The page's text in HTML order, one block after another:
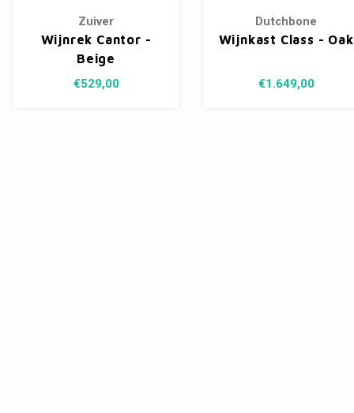
Zuiver
Wijnrek Cantor -
Beige
€529,00
Dutchbone
Wijnkast Class - Oak
€1.649,00